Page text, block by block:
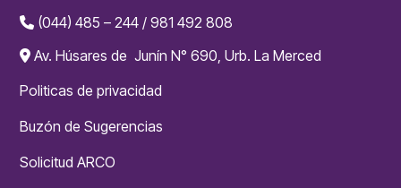
(044) 485 – 244 / 981 492 808
Av. Húsares de Junín N° 690, Urb. La Merced
Politicas de privacidad
Buzón de Sugerencias
Solicitud ARCO